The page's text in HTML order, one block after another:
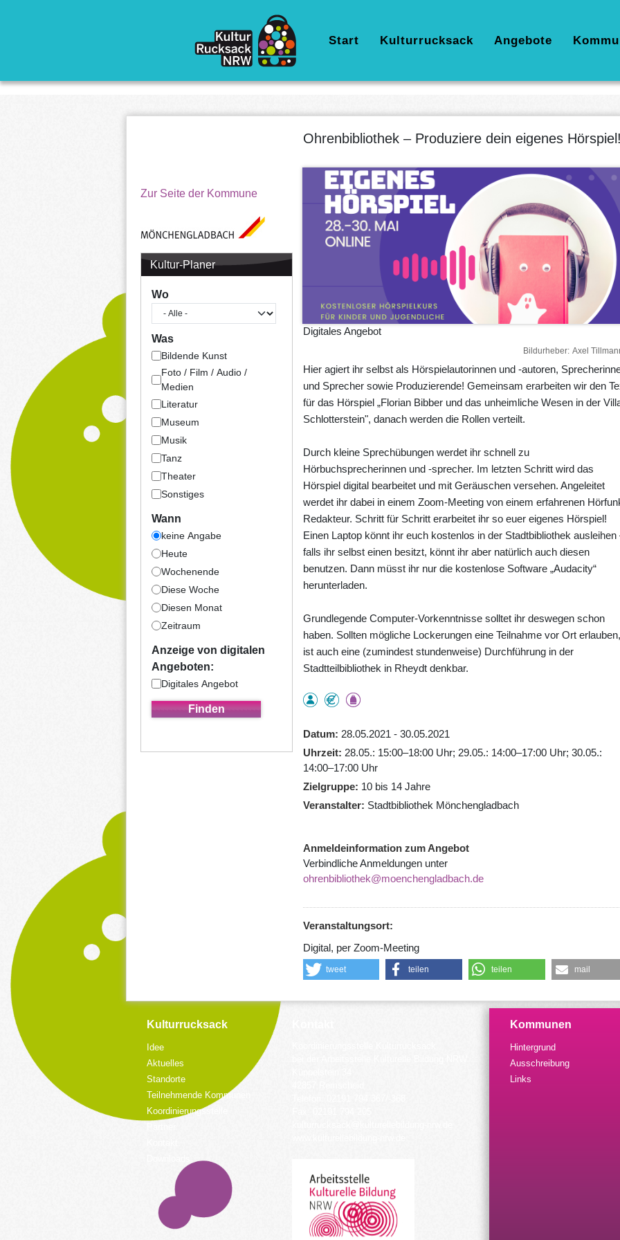
Hauptnavigation
Start Kulturrucksack Angebote
Zur Seite der Kommune
Kultur-Planer
Wo
Was
Bildende Kunst
Foto / Film / Audio /
Medien
Literatur
Museum
Musik
Tanz
Theater
Sonstiges
Wann
keine Angabe
Heute
Wochenende
Diese Woche
Diesen Monat
Zeitraum
Anzeige von digitalen
Angeboten:
Digitales Angebot
Ohrenbibliothek – Produziere dein eigenes
Digitales Angebot
Bildurheber Axel
Hier agiert ihr selbst als Hörspielautorinnen und -autoren,
und Sprecher sowie Produzierende! Gemeinsam erarbeiten wir den
für das Hörspiel „Florian Bibber und das unheimliche Wesen in der
Schlotterstein", danach werden die Rollen verteilt.
Durch kleine Sprechübungen werdet ihr schnell zu
Hörbuchsprecherinnen und -sprecher. Im letzten Schritt wird das
Hörspiel digital bearbeitet und mit Geräuschen versehen. Angeleitet
werdet ihr dabei in einem Zoom-Meeting von einem erfahrenen
Redakteur. Schritt für Schritt erarbeitet ihr so euer eigenes Hörspiel!
Einen Laptop könnt ihr euch kostenlos in der Stadtbibliothek ausleihen
falls ihr selbst einen besitzt, könnt ihr aber natürlich auch diesen
benutzen. Dann müsst ihr nur die kostenlose Software „Audacity“
herunterladen.
Grundlegende Computer-Vorkenntnisse solltet ihr deswegen schon
haben. Sollten mögliche Lockerungen eine Teilnahme vor Ort erlauben,
ist auch eine (zumindest stundenweise) Durchführung in der
Stadtteilbibliothek in Rheydt denkbar.
Datum
28.05.2021 - 30.05.2021
Uhrzeit
28.05.: 15:00–18:00 Uhr; 29.05.: 14:00–17:00 Uhr; 30.05.:
14:00–17:00 Uhr
Zielgruppe
10 bis 14 Jahre
Veranstalter
Stadtbibliothek Mönchengladbach
Anmeldeinformation zum Angebot
Verbindliche Anmeldungen unter
ohrenbibliothek@moenchengladbach.de
Veranstaltungsort:
Digital, per Zoom-Meeting
tweet teilen teilen mail
Kulturrucksack
Idee
Aktuelles
Standorte
Teilnehmende Kommunen
Koordinierungsstelle
Kommunen
Hintergrund
Ausschreibung
Links